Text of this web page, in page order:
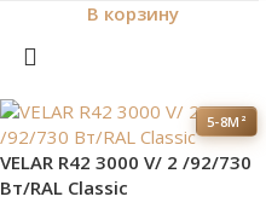
В корзину
5-8М²
VELAR R42 3000 V/ 2 /92/730
Вт/RAL Classic